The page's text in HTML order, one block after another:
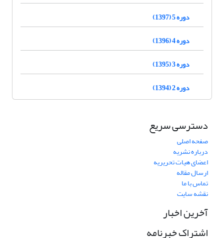
دوره 5 (1397)
دوره 4 (1396)
دوره 3 (1395)
دوره 2 (1394)
دسترسی سریع
صفحه اصلی
درباره نشریه
اعضای هیات تحریریه
ارسال مقاله
تماس با ما
نقشه سایت
آخرین اخبار
اشتراک خبرنامه